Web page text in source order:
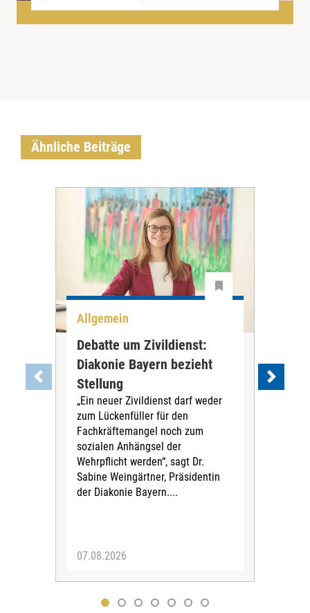
Ähnliche Beiträge
Allgemein
Debatte um Zivildienst:
Diakonie Bayern bezieht
Stellung
„Ein neuer Zivildienst darf weder
zum Lückenfüller für den
Fachkräftemangel noch zum
sozialen Anhängsel der
Wehrpflicht werden“, sagt Dr.
Sabine Weingärtner, Präsidentin
der Diakonie Bayern....
07.08.2026